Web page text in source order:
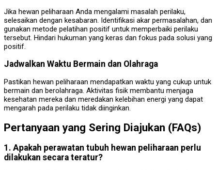
Jika hewan peliharaan Anda mengalami masalah perilaku,
selesaikan dengan kesabaran. Identifikasi akar permasalahan, dan
gunakan metode pelatihan positif untuk memperbaiki perilaku
tersebut. Hindari hukuman yang keras dan fokus pada solusi yang
positif.
Jadwalkan Waktu Bermain dan Olahraga
Pastikan hewan peliharaan mendapatkan waktu yang cukup untuk
bermain dan berolahraga. Aktivitas fisik membantu menjaga
kesehatan mereka dan meredakan kelebihan energi yang dapat
mengarah pada perilaku tidak diinginkan.
Pertanyaan yang Sering Diajukan (FAQs)
1. Apakah perawatan tubuh hewan peliharaan perlu
dilakukan secara teratur?